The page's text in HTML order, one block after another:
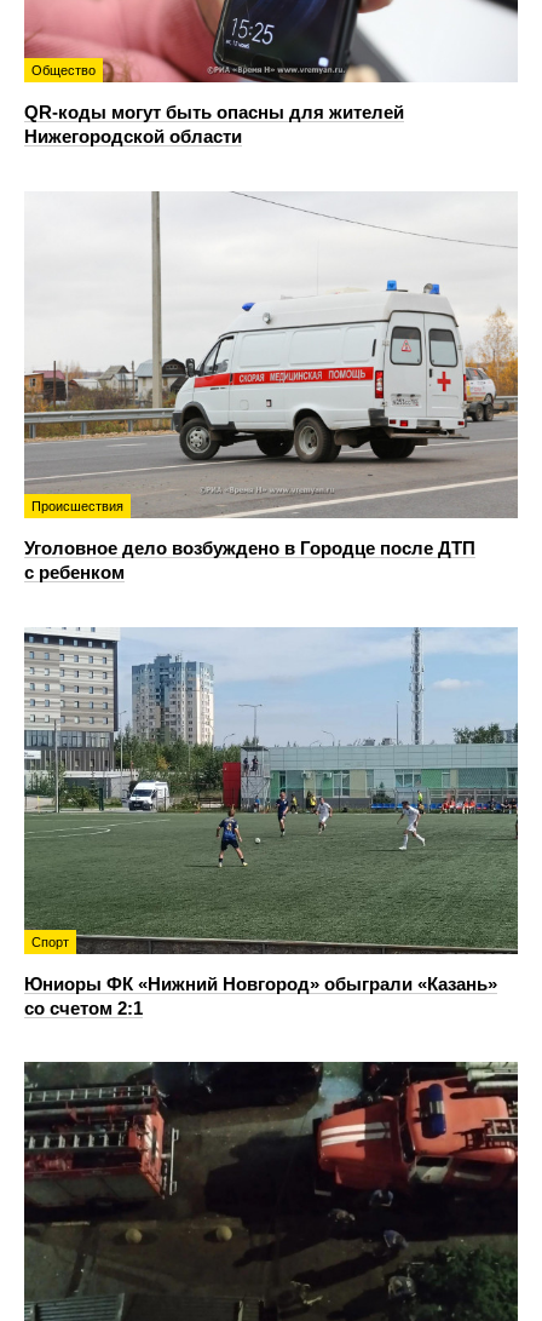
Общество
QR-коды могут быть опасны для жителей
Нижегородской области
Происшествия
Уголовное дело возбуждено в Городце после ДТП
с ребенком
Спорт
Юниоры ФК «Нижний Новгород» обыграли «Казань»
со счетом 2:1